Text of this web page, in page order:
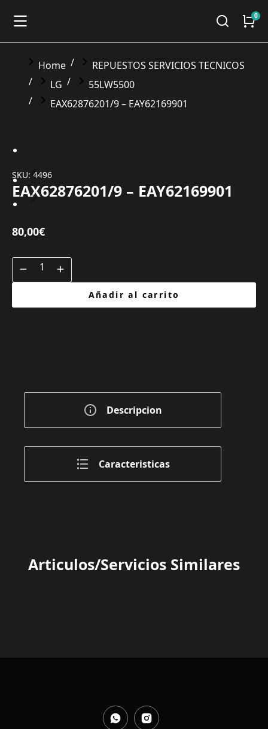
You are here:
Home
REPUESTOS SERVICIOS TECNICOS
LG
55LW5500
EAX62876201/9 – EAY62169901
SKU: 4496
EAX62876201/9 – EAY62169901
80,00€
Añadir al carrito
Descripcion
Caracteristicas
Articulos/Servicios Similares